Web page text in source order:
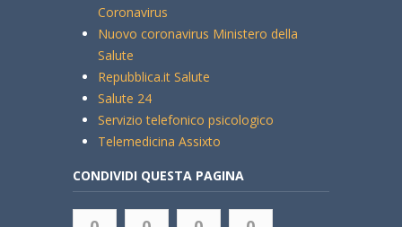
Coronavirus
Nuovo coronavirus Ministero della
Salute
Repubblica.it Salute
Salute 24
Servizio telefonico psicologico
Telemedicina Assixto
CONDIVIDI QUESTA PAGINA